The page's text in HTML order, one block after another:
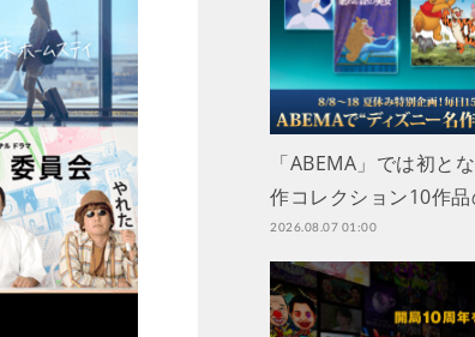
「ABEMA」では初と
作コレクション10作
2026.08.07 01:00